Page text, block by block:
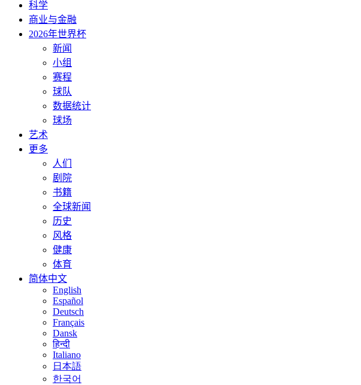
科学
商业与金融
2026年世界杯
新闻
小组
赛程
球队
数据统计
球场
艺术
更多
人们
剧院
书籍
全球新闻
历史
风格
健康
体育
简体中文
English
Español
Deutsch
Français
Dansk
हिन्दी
Italiano
日本語
한국어